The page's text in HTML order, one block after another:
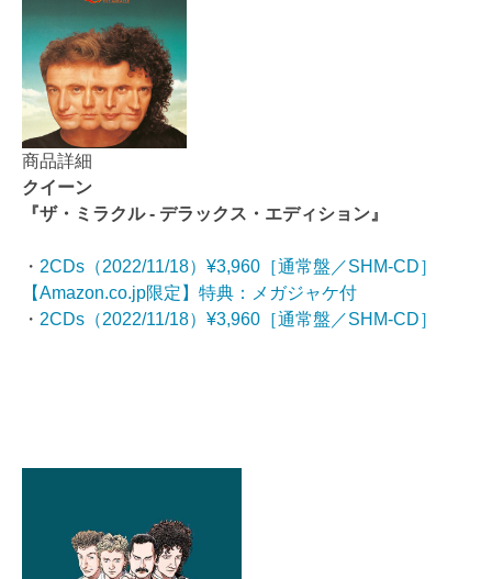
商品詳細
クイーン
『ザ・ミラクル - デラックス・エディション』
・ 2CDs（2022/11/18）¥3,960［通常盤／SHM-CD］
【Amazon.co.jp限定】特典：メガジャケ付
・ 2CDs（2022/11/18）¥3,960［通常盤／SHM-CD］